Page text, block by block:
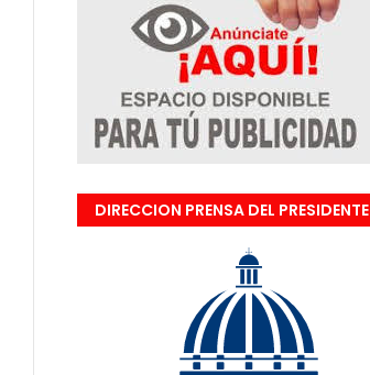
DIRECCION PRENSA DEL PRESIDENTE